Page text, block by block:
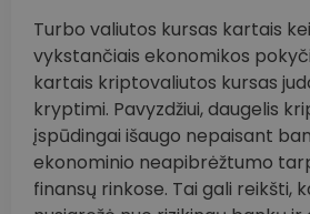
Turbo valiutos kursas kartais
vykstančiais ekonomikos
kartais kriptovaliutos kursas
kryptimi. Pavyzdžiui, daugelis
įspūdingai išaugo nepaisant
ekonominio neapibrėžtumo
finansų rinkose. Tai gali reikšti,